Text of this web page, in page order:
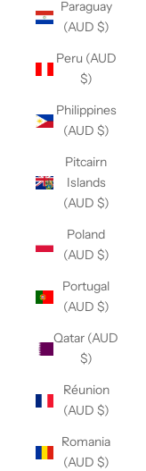
Paraguay
(AUD $)
Peru (AUD
$)
Philippines
(AUD $)
Pitcairn
Islands
(AUD $)
Poland
(AUD $)
Portugal
(AUD $)
Qatar (AUD
$)
Réunion
(AUD $)
Romania
(AUD $)